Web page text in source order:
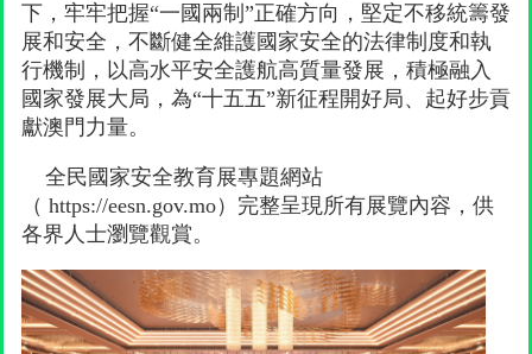
下，牢牢把握“一國兩制”正確方向，堅定不移統籌發
展和安全，不斷健全維護國家安全的法律制度和執
行機制，以高水平安全護航高質量發展，積極融入
國家發展大局，為“十五五”新征程開好局、起好步貢
獻澳門力量。
全民國家安全教育展專題網站
（ https://eesn.gov.mo）完整呈現所有展覽內容，供
各界人士瀏覽觀賞。